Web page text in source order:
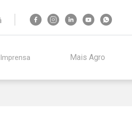
Imprensa Mais Agro